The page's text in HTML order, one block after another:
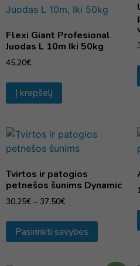
Flexi Giant Profesional
Juodas L 10m Iki 50kg
45,20€
Į krepšelį
Tvirtos ir patogios
petnešos šunims Dynamic
30,25€ – 37,50€
Pasirinkti savybes